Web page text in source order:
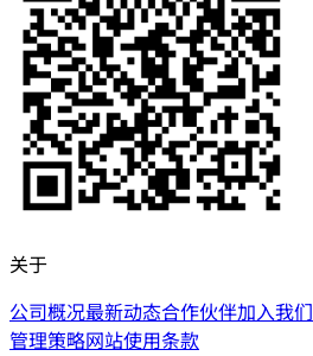
关于
公司概况最新动态合作伙伴加入我们
管理策略网站使用条款